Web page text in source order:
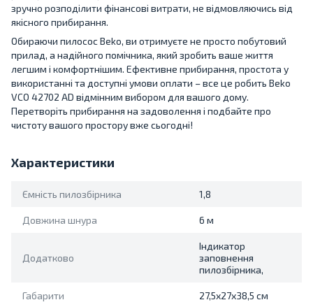
зручно розподілити фінансові витрати, не відмовляючись від
якісного прибирання.
Обираючи пилосос Beko, ви отримуєте не просто побутовий
прилад, а надійного помічника, який зробить ваше життя
легшим і комфортнішим. Ефективне прибирання, простота у
використанні та доступні умови оплати – все це робить Beko
VCO 42702 AD відмінним вибором для вашого дому.
Перетворіть прибирання на задоволення і подбайте про
чистоту вашого простору вже сьогодні!
Характеристики
Ємність пилозбірника 1,8
Довжина шнура 6 м
Додатково
Індикатор
заповнення
пилозбірника,
Габарити 27,5х27х38,5 см